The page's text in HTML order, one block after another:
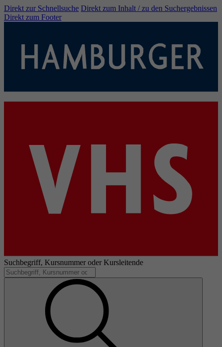
Direkt zur Schnellsuche Direkt zum Inhalt / zu den Suchergebnissen
Direkt zum Footer
Suchbegriff, Kursnummer oder Kursleitende